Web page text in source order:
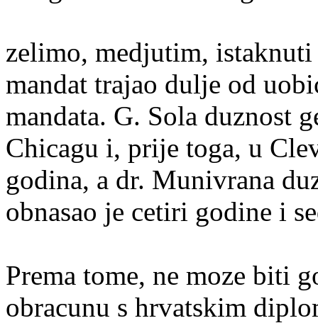
zelimo, medjutim,
mandat trajao dulje od
mandata. G. Sola duznost
Chicagu i, prije toga, u
godina, a dr. Munivrana
obnasao je cetiri godine i
Prema tome, ne moze biti
obracunu s hrvatskim